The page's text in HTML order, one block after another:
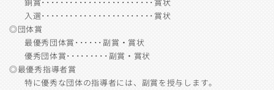
銅賞････････････････････････賞状
入選････････････････････････賞状
◎団体賞
最優秀団体賞･･････副賞・賞状
優秀団体賞･････････副賞・賞状
◎最優秀指導者賞
特に優秀な団体の指導者には、副賞を授与します。